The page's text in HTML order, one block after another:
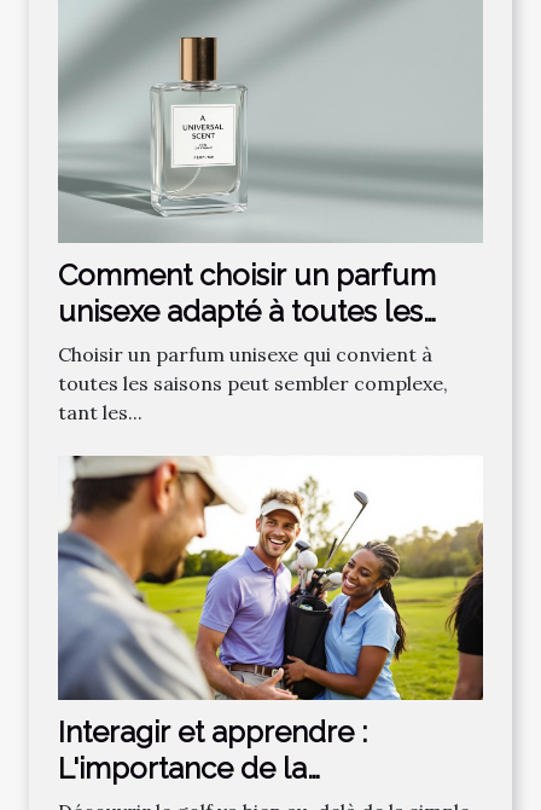
Comment choisir un parfum
unisexe adapté à toutes les
saisons ?
Choisir un parfum unisexe qui convient à
toutes les saisons peut sembler complexe,
tant les...
Interagir et apprendre :
L'importance de la